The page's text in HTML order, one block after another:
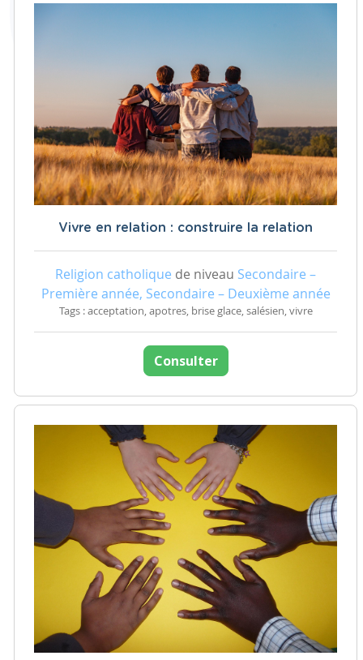
Vivre en relation : construire la relation
Religion catholique de niveau Secondaire –
Première année, Secondaire – Deuxième année
Tags : acceptation, apotres, brise glace, salésien, vivre
Consulter